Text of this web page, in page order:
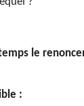
le
: